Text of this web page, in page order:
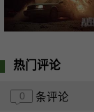
热门评论
0 条评论